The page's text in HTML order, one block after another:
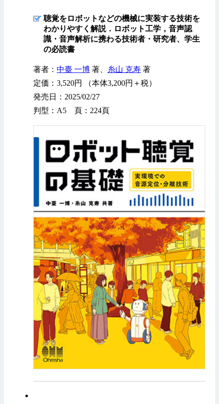
聴覚をロボットなどの機械に実装する技術を
わかりやすく解説．ロボット工学，音声認
識・音声解析に携わる技術者・研究者、学生
の必読書
著者： 中臺 一博 著、 糸山 克寿 著
定価：3,520円 （本体3,200円＋税）
発売日：2025/02/27
判型：A5 頁：224頁